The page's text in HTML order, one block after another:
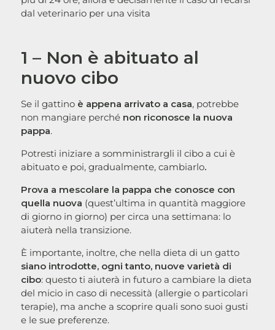
dal veterinario per una visita
1 – Non è abituato al
nuovo cibo
Se il gattino è appena arrivato a casa, potrebbe
non mangiare perché non riconosce la nuova
pappa.
Potresti iniziare a somministrargli il cibo a cui è
abituato e poi, gradualmente, cambiarlo.
Prova a mescolare la pappa che conosce con
quella nuova (quest’ultima in quantità maggiore
di giorno in giorno) per circa una settimana: lo
aiuterà nella transizione.
È importante, inoltre, che nella dieta di un gatto
siano introdotte, ogni tanto, nuove varietà di
cibo: questo ti aiuterà in futuro a cambiare la dieta
del micio in caso di necessità (allergie o particolari
terapie), ma anche a scoprire quali sono suoi gusti
e le sue preferenze.